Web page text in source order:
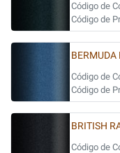
Código de
Código de
BERMUDA
Código de
Código de
BRITISH
Código de